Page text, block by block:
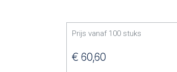
Prijs vanaf 100 stuks
€ 60,60